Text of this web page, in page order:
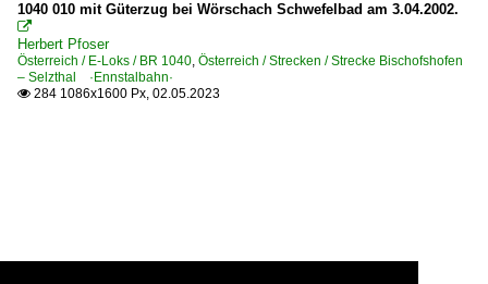
1040 010 mit Güterzug bei Wörschach Schwefelbad am 3.04.2002.

Herbert Pfoser
Österreich / E-Loks / BR 1040, Österreich / Strecken / Strecke Bischofshofen
– Selzthal ·Ennstalbahn·
 284 1086x1600 Px, 02.05.2023